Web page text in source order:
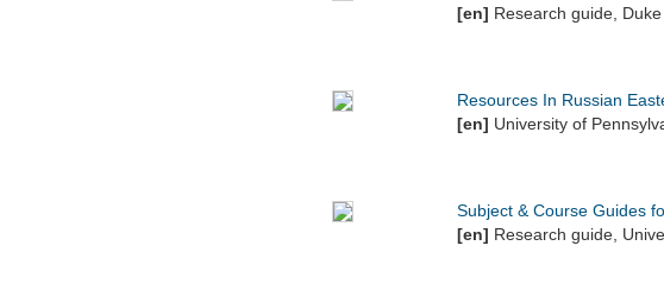
[en] Research guide,
Resources In Russian
[en] University of
Subject & Course Guides
[en] Research guide,